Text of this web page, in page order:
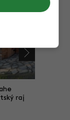
raj